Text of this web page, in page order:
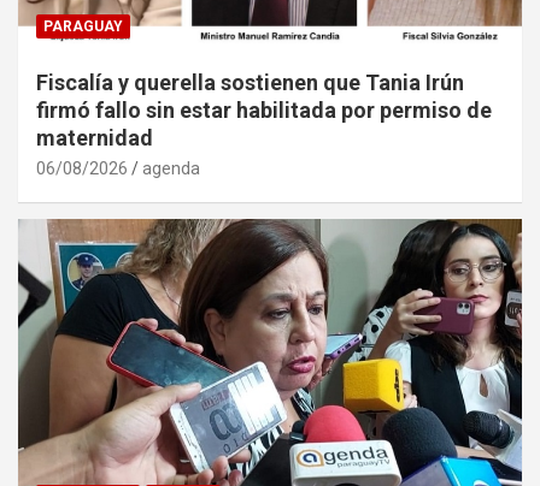
PARAGUAY
Fiscalía y querella sostienen que Tania Irún
firmó fallo sin estar habilitada por permiso de
maternidad
06/08/2026 agenda